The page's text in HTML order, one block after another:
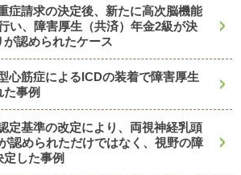
症請求の決定後、新たに高次脳機能
い、障害厚生（共済）年金2級が決
認められたケース
心筋症によるICDの装着で障害厚生
事例
定基準の改定により、両視神経乳頭
認められただけではなく、視野の障
した事例